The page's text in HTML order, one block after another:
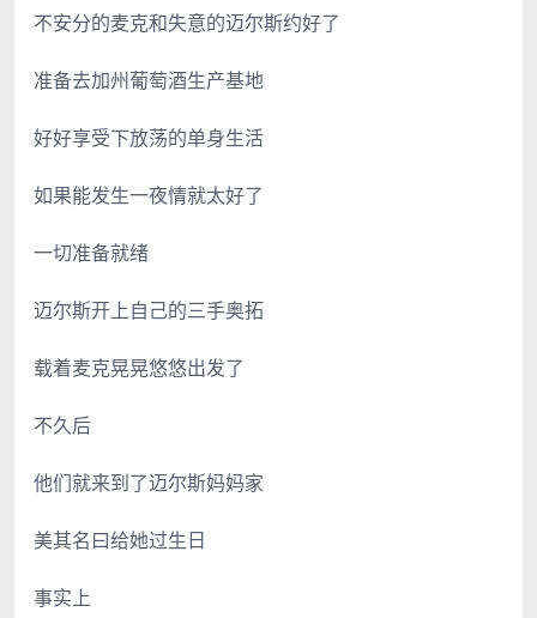
不安分的麦克和失意的迈尔斯约好了
准备去加州葡萄酒生产基地
好好享受下放荡的单身生活
如果能发生一夜情就太好了
一切准备就绪
迈尔斯开上自己的三手奥拓
载着麦克晃晃悠悠出发了
不久后
他们就来到了迈尔斯妈妈家
美其名曰给她过生日
事实上